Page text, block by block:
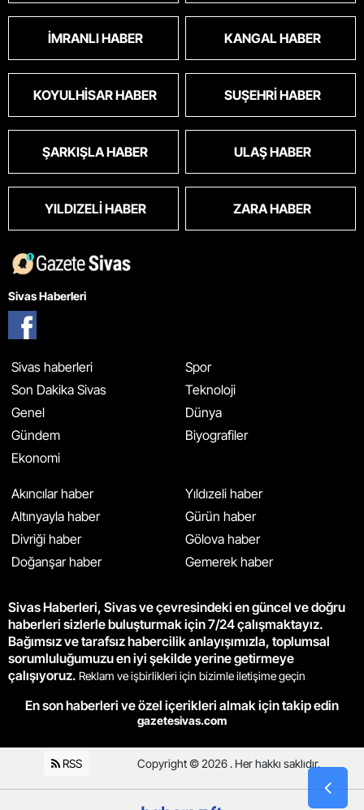
İMRANLI HABER KANGAL HABER
KOYULHISAR HABER SUŞEHRI HABER
ŞARKIŞLA HABER ULAŞ HABER
YILDIZELI HABER ZARA HABER
Sivas Haberleri
Sivas haberleri
Son Dakika Sivas
Genel
Gündem
Ekonomi
Spor
Teknoloji
Dünya
Biyografiler
Akıncılar haber
Altınyayla haber
Divriği haber
Doğanşar haber
Yıldızeli haber
Gürün haber
Gölova haber
Gemerek haber
Sivas Haberleri, Sivas ve çevresindeki en güncel ve doğru
haberleri sizlerle buluşturmak için 7/24 çalışmaktayız.
Bağımsız ve tarafsız habercilik anlayışımızla, toplumsal
sorumluluğumuzu en iyi şekilde yerine getirmeye
çalışıyoruz. Reklam ve işbirlikleri için bizimle iletişime geçin
En son haberleri ve özel içerikleri almak için takip edin
gazetesivas.com
RSS Copyright © 2026 . Her hakkı saklıdır.